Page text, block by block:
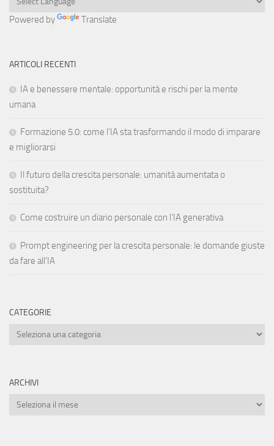
Powered by Translate
ARTICOLI RECENTI
IA e benessere mentale: opportunità e rischi per la mente
umana
Formazione 5.0: come l’IA sta trasformando il modo di imparare
e migliorarsi
Il futuro della crescita personale: umanità aumentata o
sostituita?
Come costruire un diario personale con l’IA generativa
Prompt engineering per la crescita personale: le domande giuste
da fare all’IA
CATEGORIE
Categorie
ARCHIVI
Archivi